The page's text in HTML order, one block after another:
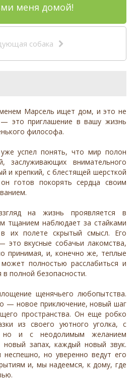
меня домой!
собака
Марсель ищет дом, и это не
это приглашение в вашу жизнь
философа.
успел понять, что мир полон
заслуживающих внимательного
и крепкий, с блестящей шерсткой
готов покорять сердца своим
на жизнь проявляется в
тщанием наблюдает за стайками
их полете скрытый смысл. Его
это вкусные собачьи лакомства,
принимая, и, конечно же, теплые
полностью расслабиться и
в полной безопасности.
щенячьего любопытства.
— новое приключение, новый шаг
пространства. Он еще робко
из своего уютного уголка, с
но и с неодолимым желанием
новый запах, каждый новый звук.
неспешно, но уверенно ведут его
и, мы надеемся, к дому, где